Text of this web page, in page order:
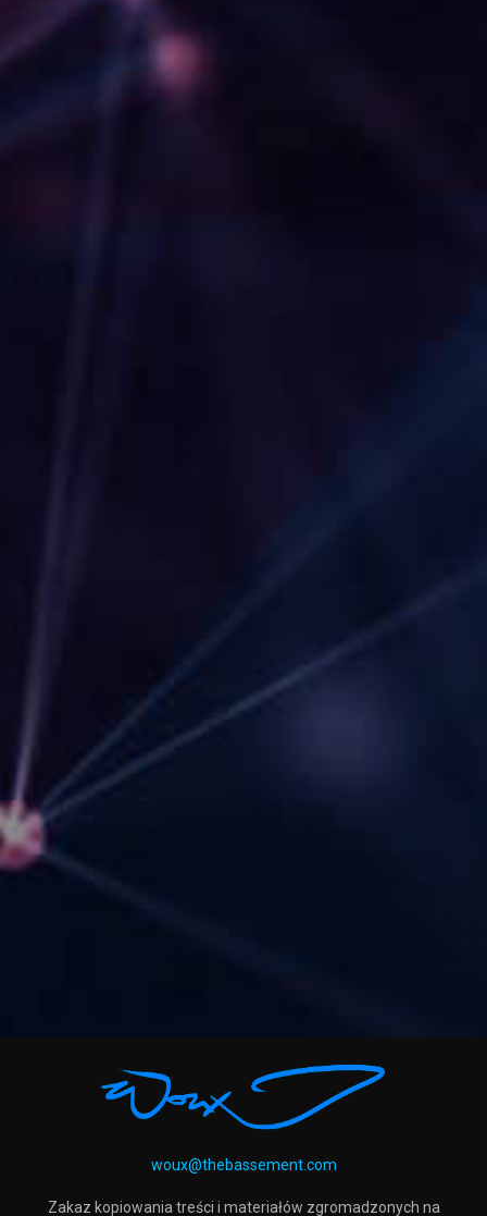
woux@thebassement.com
Zakaz kopiowania treści i materiałów zgromadzonych na